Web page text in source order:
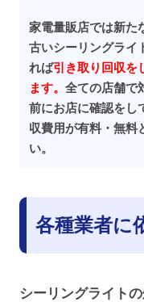
家電量販店では新た
古いシーリングライ
れば引き取り回収を
ます。 全ての店舗で
前にお店に確認をし
収費用が有料・無料
い。
各種業者に
シーリングライト